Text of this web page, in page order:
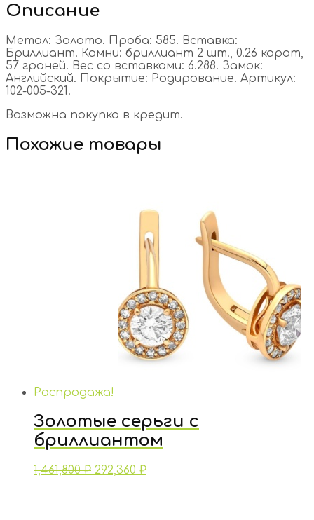
Описание
Метал: Золото. Проба: 585. Вставка:
Бриллиант. Камни: бриллиант 2 шт., 0.26 карат,
57 граней. Вес со вставками: 6.288. Замок:
Английский. Покрытие: Родирование. Артикул:
102-005-321.
Возможна покупка в кредит.
Похожие товары
Распродажа!
Золотые серьги с
бриллиантом
1,461,800₽ 292,360 ₽